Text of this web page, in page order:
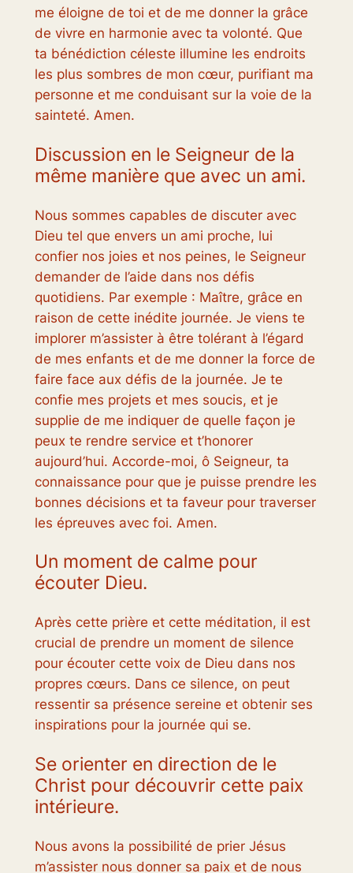
me éloigne de toi et de me donner la grâce
de vivre en harmonie avec ta volonté. Que
ta bénédiction céleste illumine les endroits
les plus sombres de mon cœur, purifiant ma
personne et me conduisant sur la voie de la
sainteté. Amen.
Discussion en le Seigneur de la
même manière que avec un ami.
Nous sommes capables de discuter avec
Dieu tel que envers un ami proche, lui
confier nos joies et nos peines, le Seigneur
demander de l’aide dans nos défis
quotidiens. Par exemple : Maître, grâce en
raison de cette inédite journée. Je viens te
implorer m’assister à être tolérant à l’égard
de mes enfants et de me donner la force de
faire face aux défis de la journée. Je te
confie mes projets et mes soucis, et je
supplie de me indiquer de quelle façon je
peux te rendre service et t’honorer
aujourd’hui. Accorde-moi, ô Seigneur, ta
connaissance pour que je puisse prendre les
bonnes décisions et ta faveur pour traverser
les épreuves avec foi. Amen.
Un moment de calme pour
écouter Dieu.
Après cette prière et cette méditation, il est
crucial de prendre un moment de silence
pour écouter cette voix de Dieu dans nos
propres cœurs. Dans ce silence, on peut
ressentir sa présence sereine et obtenir ses
inspirations pour la journée qui se.
Se orienter en direction de le
Christ pour découvrir cette paix
intérieure.
Nous avons la possibilité de prier Jésus
m’assister nous donner sa paix et de nous